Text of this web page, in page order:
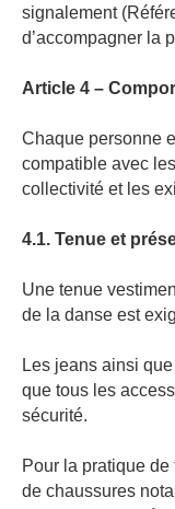
signalement
d’accompagner la
Article 4 –
Chaque personne
compatible avec
collectivité et les
4.1. Tenue et
Une tenue
de la danse est
Les jeans ainsi
que tous les
sécurité.
Pour la pratique
de chaussures